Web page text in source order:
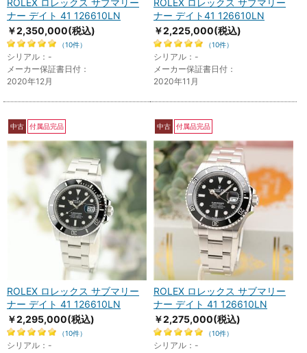
ROLEX ロレックス サブマリー
ナー デイト 41 126610LN
￥2,350,000(税込)
（10件）
シリアル：-
メーカー保証書日付：
2020年12月
ROLEX ロレックス サブマリー
ナー デイト41 126610LN
￥2,225,000(税込)
（10件）
シリアル：-
メーカー保証書日付：
2020年11月
中古 付属品完品
ROLEX ロレックス サブマリー
ナー デイト 41 126610LN
￥2,295,000(税込)
（10件）
シリアル：-
中古 付属品完品
ROLEX ロレックス サブマリー
ナー デイト 41 126610LN
￥2,275,000(税込)
（10件）
シリアル：-